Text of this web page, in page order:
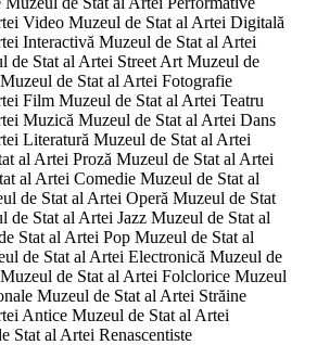
Video Muzeul de Stat al Artei Digitală
Interactivă Muzeul de Stat al Artei
de Stat al Artei Street Art Muzeul de
de Stat al Artei Fotografie
Film Muzeul de Stat al Artei Teatru
Muzică Muzeul de Stat al Artei Dans
Literatură Muzeul de Stat al Artei
al Artei Proză Muzeul de Stat al Artei
al Artei Comedie Muzeul de Stat al
de Stat al Artei Operă Muzeul de Stat
de Stat al Artei Jazz Muzeul de Stat al
Stat al Artei Pop Muzeul de Stat al
de Stat al Artei Electronică Muzeul de
de Stat al Artei Folclorice Muzeul
Muzeul de Stat al Artei Străine
Antice Muzeul de Stat al Artei
Stat al Artei Renascentiste